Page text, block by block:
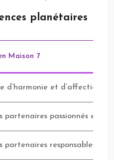
planétaires
Maison 7
d’harmonie et d’affection.
partenaires passionnés et
partenaires responsables et